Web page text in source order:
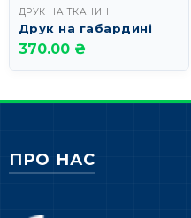
ДРУК НА ТКАНИНІ
Друк на габардині
370.00 ₴
ПРО НАС